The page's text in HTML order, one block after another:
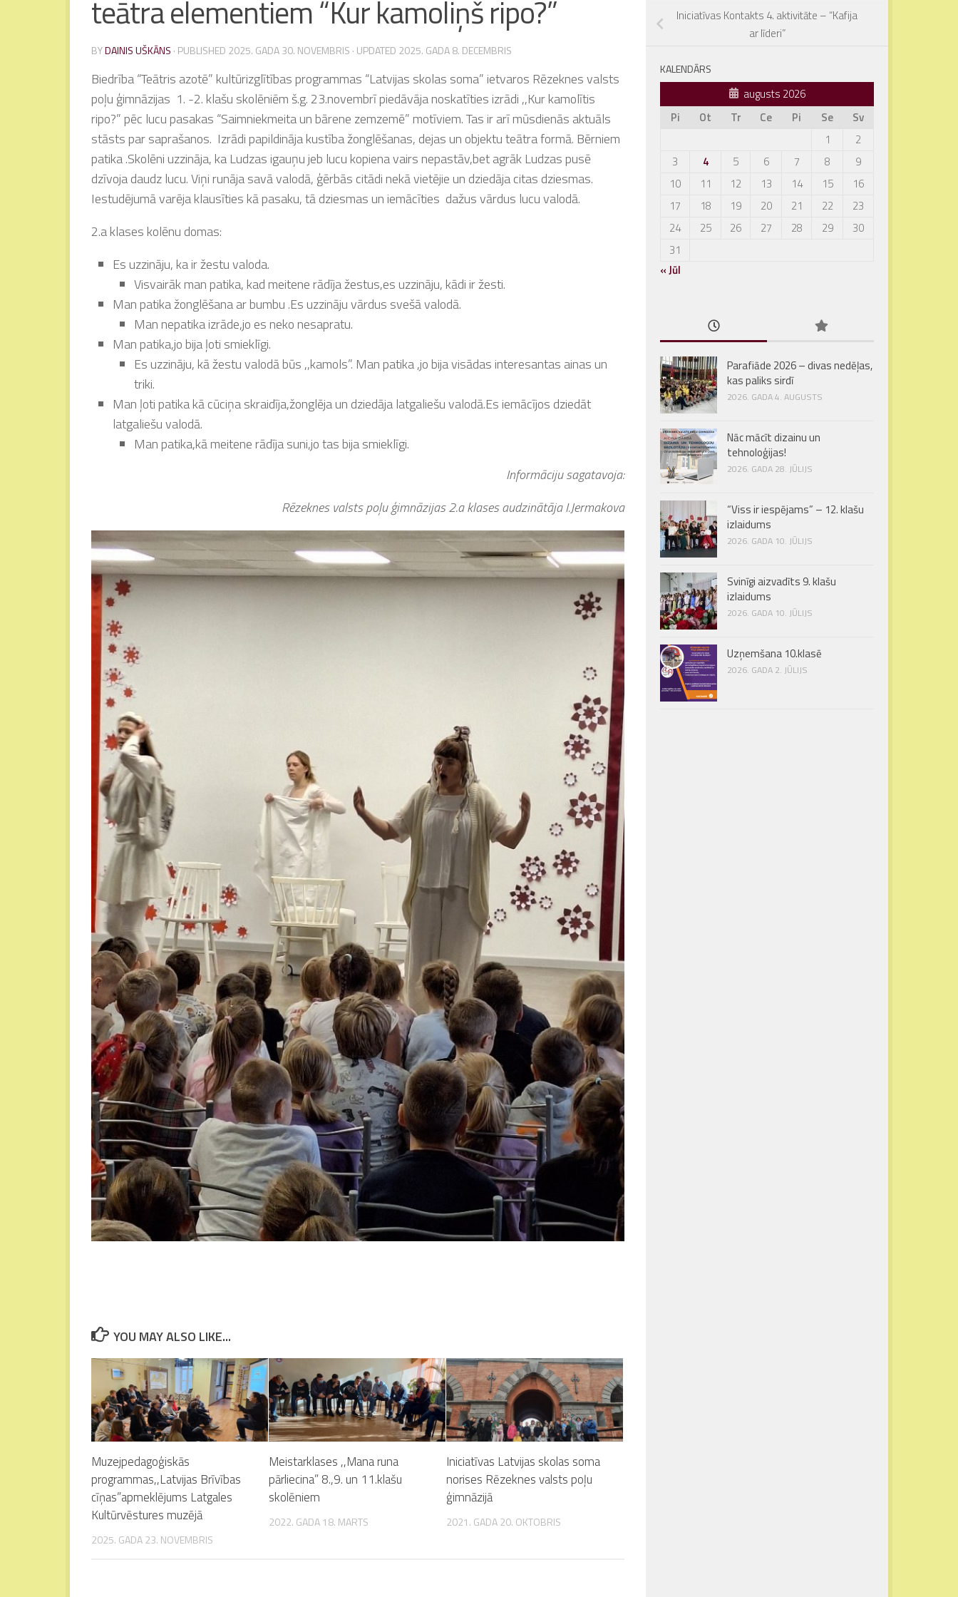
teātra elementiem “Kur kamoliņš ripo?”
BYDAINIS UŠKĀNS · PUBLISHED 2025. GADA 30. NOVEMBRIS · UPDATED 2025. GADA 8. DECEMBRIS
Biedrība “Teātris azotē” kultūrizglītības programmas “Latvijas skolas soma” ietvaros Rēzeknes valsts
poļu ģimnāzijas 1. -2. klašu skolēniēm š.g. 23.novembrī piedāvāja noskatīties izrādi ,,Kur kamolītis
ripo?” pēc lucu pasakas “Saimniekmeita un bārene zemzemē” motīviem. Tas ir arī mūsdienās aktuāls
stāsts par saprašanos. Izrādi papildināja kustība žonglēšanas, dejas un objektu teātra formā. Bērniem
patika .Skolēni uzzināja, ka Ludzas igauņu jeb lucu kopiena vairs nepastāv,bet agrāk Ludzas pusē
dzīvoja daudz lucu. Viņi runāja savā valodā, ģērbās citādi nekā vietējie un dziedāja citas dziesmas.
Iestudējumā varēja klausīties kā pasaku, tā dziesmas un iemācīties dažus vārdus lucu valodā.
2.a klases kolēnu domas:
Es uzzināju, ka ir žestu valoda.
Visvairāk man patika, kad meitene rādīja žestus,es uzzināju, kādi ir žesti.
Man patika žonglēšana ar bumbu .Es uzzināju vārdus svešā valodā.
Man nepatika izrāde,jo es neko nesapratu.
Man patika,jo bija ļoti smieklīgi.
Es uzzināju, kā žestu valodā būs ,,kamols”. Man patika ,jo bija visādas interesantas ainas un
triki.
Man ļoti patika kā cūciņa skraidīja,žonglēja un dziedāja latgaliešu valodā.Es iemācījos dziedāt
latgaliešu valodā.
Man patika,kā meitene rādīja suni,jo tas bija smieklīgi.
Informāciju sagatavoja:
Rēzeknes valsts poļu ģimnāzijas 2.a klases audzinātāja I.Jermakova
YOU MAY ALSO LIKE...
Muzejpedagoģiskās
programmas,,Latvijas Brīvības
cīņas”apmeklējums Latgales
Kultūrvēstures muzējā
2025. GADA 23. NOVEMBRIS
Meistarklases ,,Mana runa
pārliecina” 8.,9. un 11.klašu
skolēniem
2022. GADA 18. MARTS
Iniciatīvas Latvijas skolas soma
norises Rēzeknes valsts poļu
ģimnāzijā
2021. GADA 20. OKTOBRIS
Iniciatīvas Kontakts 4. aktivitāte – “Kafija
ar līderi”
KALENDĀRS
augusts 2026
Pi
Ot Tr Ce Pi Se
Sv
1
2
3
4 5 6 7 8
9
10
11 12 13 14 15
16
17
18 19 20 21 22
23
24
25 26 27 28 29
30
31
« Jūl
Parafiāde 2026 – divas nedēļas,
kas paliks sirdī
2026. GADA 4. AUGUSTS
Nāc mācīt dizainu un
tehnoloģijas!
2026. GADA 28. JŪLIJS
“Viss ir iespējams” – 12. klašu
izlaidums
2026. GADA 10. JŪLIJS
Svinīgi aizvadīts 9. klašu
izlaidums
2026. GADA 10. JŪLIJS
Uzņemšana 10.klasē
2026. GADA 2. JŪLIJS